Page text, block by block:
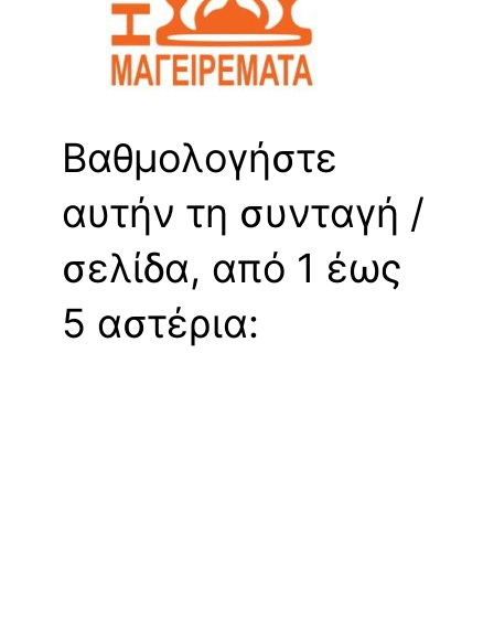
Βαθμολογήστε
αυτήν τη συνταγή /
σελίδα, από 1 έως
5 αστέρια: